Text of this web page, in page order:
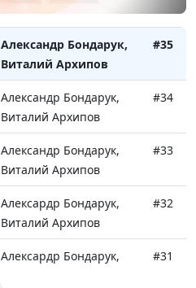
Виталий Архипов
Александр Бондарук,
Виталий Архипов
#35
Александр Бондарук,
Виталий Архипов
#34
Александр Бондарук,
Виталий Архипов
#33
Алексардр Бондарук,
Виталий Архипов
#32
Алексардр Бондарук,
#31